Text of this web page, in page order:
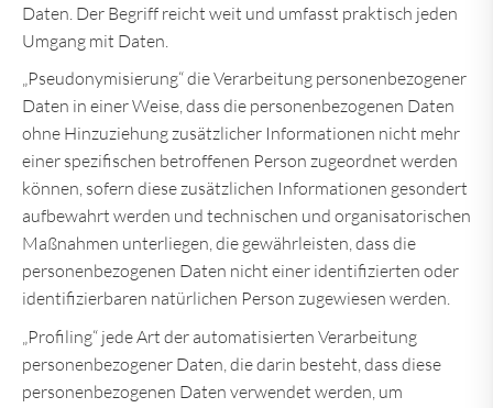
Daten. Der Begriff reicht weit und umfasst praktisch jeden
Umgang mit Daten.
„Pseudonymisierung“ die Verarbeitung personenbezogener
Daten in einer Weise, dass die personenbezogenen Daten
ohne Hinzuziehung zusätzlicher Informationen nicht mehr
einer spezifischen betroffenen Person zugeordnet werden
können, sofern diese zusätzlichen Informationen gesondert
aufbewahrt werden und technischen und organisatorischen
Maßnahmen unterliegen, die gewährleisten, dass die
personenbezogenen Daten nicht einer identifizierten oder
identifizierbaren natürlichen Person zugewiesen werden.
„Profiling“ jede Art der automatisierten Verarbeitung
personenbezogener Daten, die darin besteht, dass diese
personenbezogenen Daten verwendet werden, um